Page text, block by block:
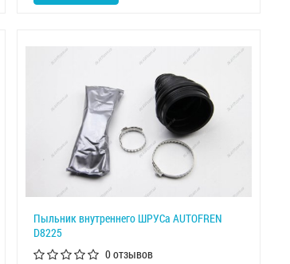
Пыльник внутреннего ШРУСа AUTOFREN
D8225
0 отзывов